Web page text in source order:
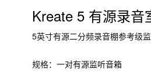
Kreate 5 有源录音
5英寸有源二分频录音棚参考级
规格：一对有源监听音箱